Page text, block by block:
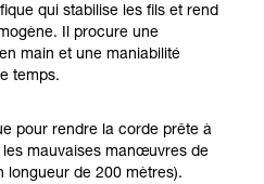
qui stabilise les fils et rend
Il procure une
main et une maniabilité
temps.
pour rendre la corde prête à
les mauvaises manœuvres de
longueur de 200 mètres).